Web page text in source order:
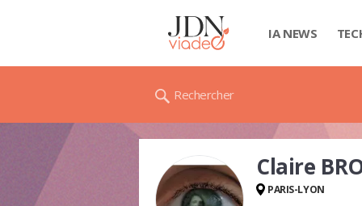
IA NEWS
Rechercher
Claire
PARIS-LYON